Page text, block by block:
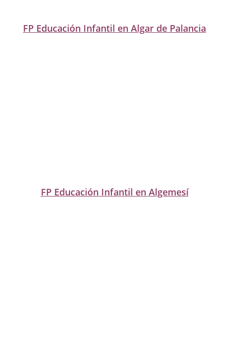
FP Educación Infantil en Algar de Palancia
FP Educación Infantil en Algemesí